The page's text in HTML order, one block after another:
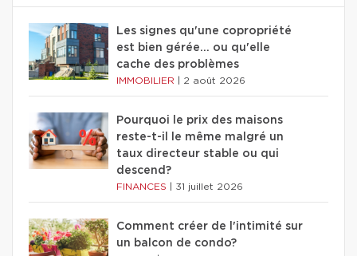
Les signes qu'une copropriété
est bien gérée… ou qu'elle
cache des problèmes
IMMOBILIER 2 août 2026
Pourquoi le prix des maisons
reste-t-il le même malgré un
taux directeur stable ou qui
descend?
FINANCES 31 juillet 2026
Comment créer de l'intimité sur
un balcon de condo?